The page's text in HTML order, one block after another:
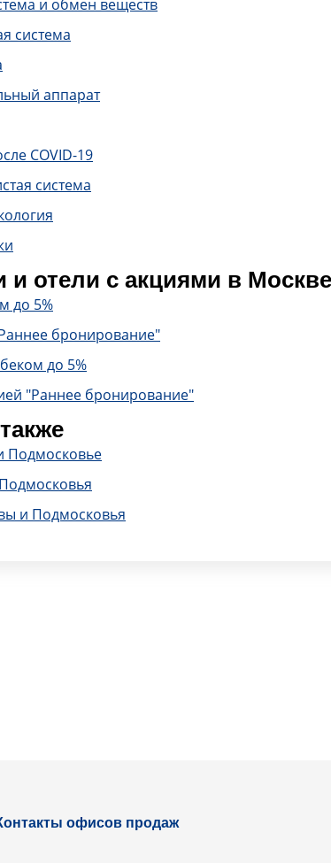
и обмен веществ
система
аппарат
COVID-19
система
и отели с акциями в
до 5%
бронирование"
до 5%
"Раннее бронирование"
Подмосковье
и Подмосковья
офисов продаж